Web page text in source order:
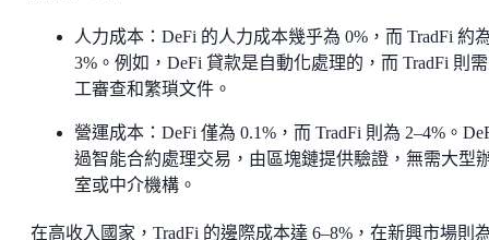
人力成本：DeFi 的人力成本幾乎為 0%，而 TradFi 約
3%。例如，DeFi 貸款是自動化處理的，而 TradFi 則
工審查和繁瑣文件。
營運成本：DeFi 僅為 0.1%，而 TradFi 則為 2–4%。
過智能合約處理交易，由區塊鏈提供驗證，無需大型
室或中介機構。
在高收入國家，TradFi 的邊際成本達 6–8%，在新興市場則